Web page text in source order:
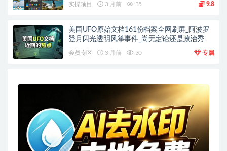
实操项目 3 月前 35 9.8
美国UFO原始文档161份档案全网刷屏_阿波罗
登月闪光透明风筝事件_尚无定论还是政治秀
会员专区 3 月前 30 专属